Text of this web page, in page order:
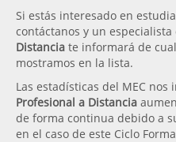
Si estás interesado en
contáctanos y un
Distancia te informará de
mostramos en la lista.
Las estadísticas del MEC nos
Profesional a Distancia
de forma continua debido a
en el caso de este Ciclo